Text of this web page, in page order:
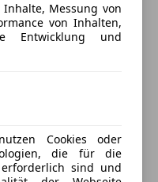
zu Top Konditionen
konfigurierbar
Extras
Messung von
von Inhalten,
Entwicklung und
Cookies oder
die für die
sind und